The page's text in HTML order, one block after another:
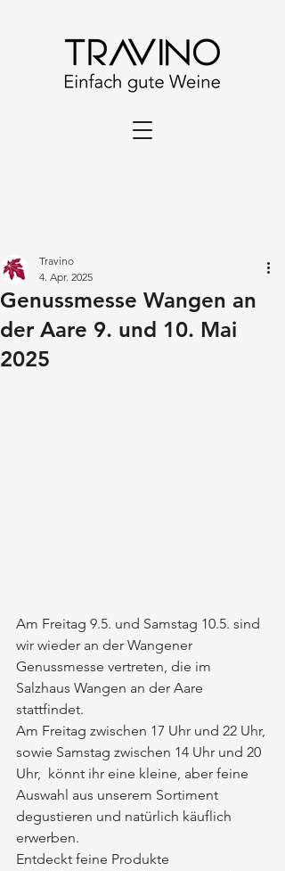
Genussmesse Wangen an
der Aare 9. und 10. Mai
2025
Travino
4. Apr. 2025
Am Freitag 9.5. und Samstag 10.5. sind
wir wieder an der Wangener
Genussmesse vertreten, die im
Salzhaus Wangen an der Aare
stattfindet.
Am Freitag zwischen 17 Uhr und 22 Uhr,
sowie Samstag zwischen 14 Uhr und 20
Uhr,  könnt ihr eine kleine, aber feine
Auswahl aus unserem Sortiment
degustieren und natürlich käuflich
erwerben.
Entdeckt feine Produkte